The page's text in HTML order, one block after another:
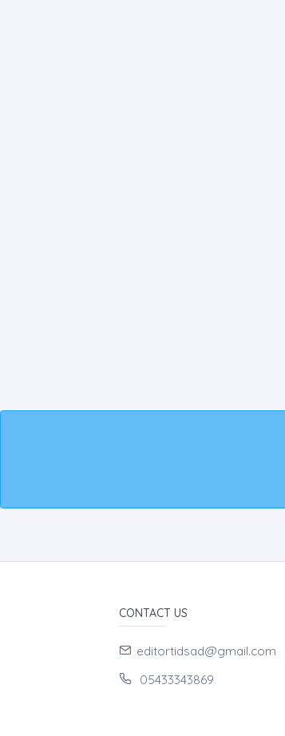
CONTACT US
editortidsad@gmail.com
05433343869